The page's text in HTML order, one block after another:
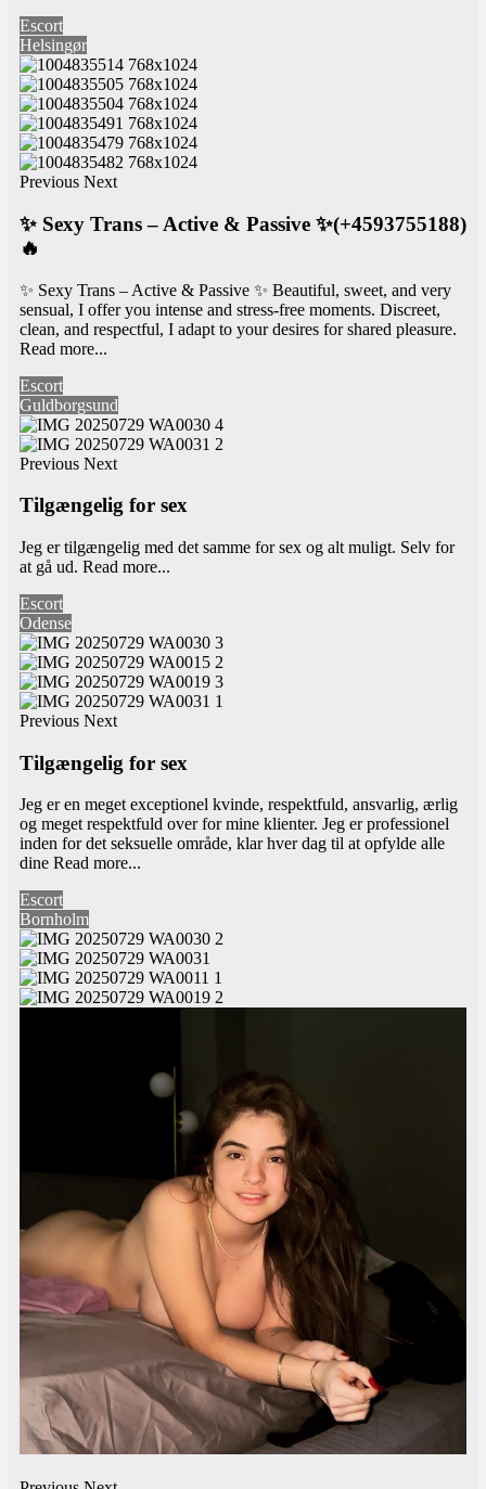
Escort
Helsingør
Previous Next
✨ Sexy Trans – Active & Passive ✨(+4593755188)
🔥
✨ Sexy Trans – Active & Passive ✨ Beautiful, sweet, and very
sensual, I offer you intense and stress-free moments. Discreet,
clean, and respectful, I adapt to your desires for shared pleasure.
Read more...
Escort
Guldborgsund
Previous Next
Tilgængelig for sex
Jeg er tilgængelig med det samme for sex og alt muligt. Selv for
at gå ud. Read more...
Escort
Odense
Previous Next
Tilgængelig for sex
Jeg er en meget exceptionel kvinde, respektfuld, ansvarlig, ærlig
og meget respektfuld over for mine klienter. Jeg er professionel
inden for det seksuelle område, klar hver dag til at opfylde alle
dine Read more...
Escort
Bornholm